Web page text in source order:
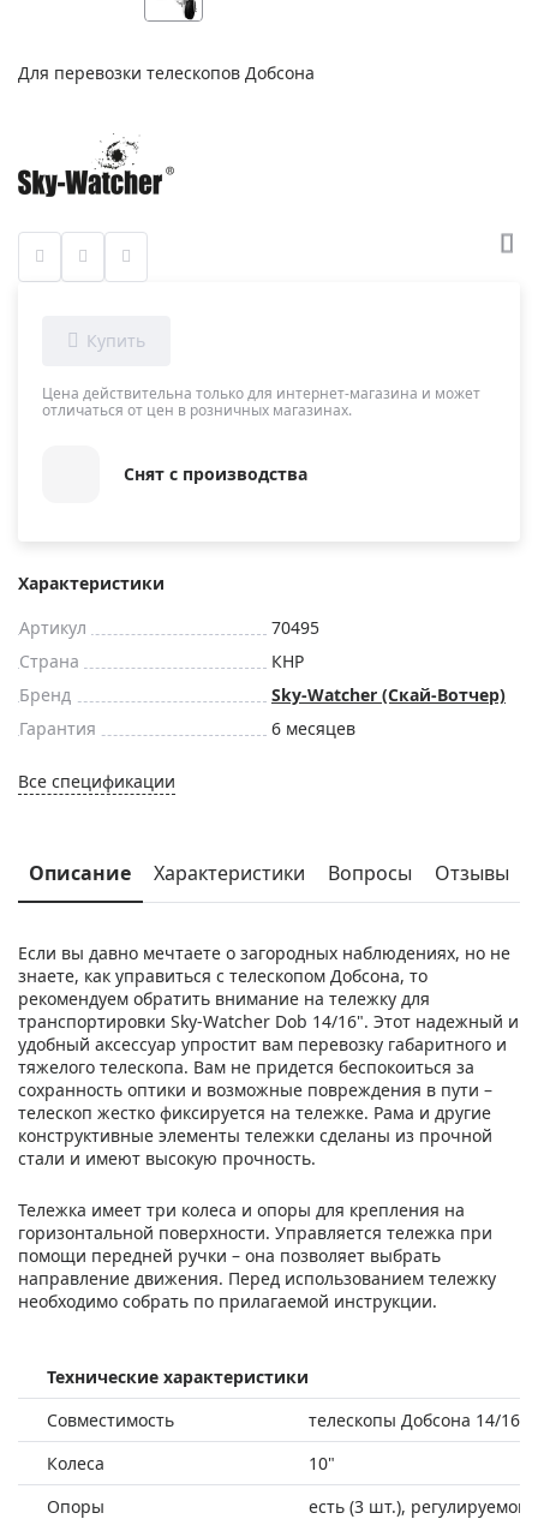
Для перевозки телескопов Добсона
Цена действительна только для интернет-магазина и может
отличаться от цен в розничных магазинах.
Снят с производства
Характеристики
Артикул
70495
Страна
КНР
Бренд
Sky-Watcher (Скай-Вотчер)
Гарантия
6 месяцев
Все спецификации
Описание Характеристики Вопросы Отзывы
Если вы давно мечтаете о загородных наблюдениях, но не
знаете, как управиться с телескопом Добсона, то
рекомендуем обратить внимание на тележку для
транспортировки Sky-Watcher Dob 14/16". Этот надежный и
удобный аксессуар упростит вам перевозку габаритного и
тяжелого телескопа. Вам не придется беспокоиться за
сохранность оптики и возможные повреждения в пути –
телескоп жестко фиксируется на тележке. Рама и другие
конструктивные элементы тележки сделаны из прочной
стали и имеют высокую прочность.
Тележка имеет три колеса и опоры для крепления на
горизонтальной поверхности. Управляется тележка при
помощи передней ручки – она позволяет выбрать
направление движения. Перед использованием тележку
необходимо собрать по прилагаемой инструкции.
Технические характеристики
Совместимость
телескопы Добсона 14/16"
Колеса
10"
Опоры
есть (3 шт.), регулируемой